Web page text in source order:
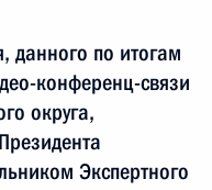
данного по итогам
конференц-связи
округа,
Экспертного